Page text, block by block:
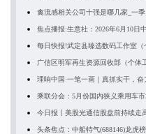
禽流感相关公司十强是哪几家_一
焦点播报:生意社：2026年6月10日
每日快报!武定县臻选数码工作室
广信区明军再生资源回收部（个体
理响中国·一笔一画｜真抓实干，
乘联分会：5月份国内狭义乘用车
今日报丨美股光通信股盘前持续走
头条焦点：中船特气(688146)龙虎